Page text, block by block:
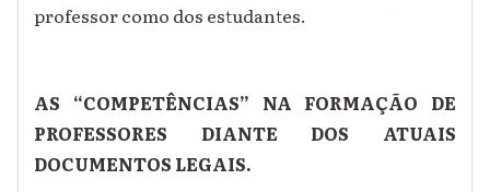
professor como dos estudantes.
AS “COMPETÊNCIAS” NA FORMAÇÃO DE
PROFESSORES DIANTE DOS ATUAIS
DOCUMENTOS LEGAIS.